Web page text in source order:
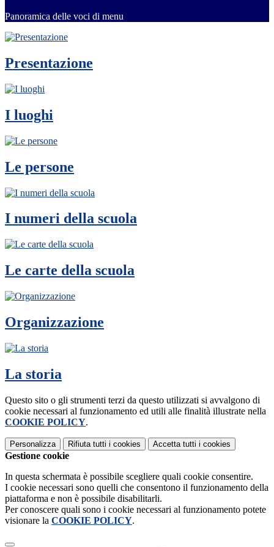
Panoramica delle voci di menu
Presentazione
I luoghi
Le persone
I numeri della scuola
Le carte della scuola
Organizzazione
La storia
Questo sito o gli strumenti terzi da questo utilizzati si avvalgono di
cookie necessari al funzionamento ed utili alle finalità illustrate nella
COOKIE POLICY.
Personalizza Rifiuta tutti i cookies Accetta tutti i cookies
Gestione cookie
In questa schermata è possibile scegliere quali cookie consentire.
I cookie necessari sono quelli che consentono il funzionamento della
piattaforma e non è possibile disabilitarli.
Per conoscere quali sono i cookie necessari al funzionamento potete
visionare la COOKIE POLICY.